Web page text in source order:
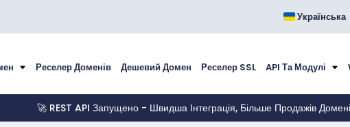
Українська
Реселер Доменів Дешевий Домен Реселер SSL API Та Модулі
🚀 REST API Запущено - Швидша Інтеграція, Більше Продажів